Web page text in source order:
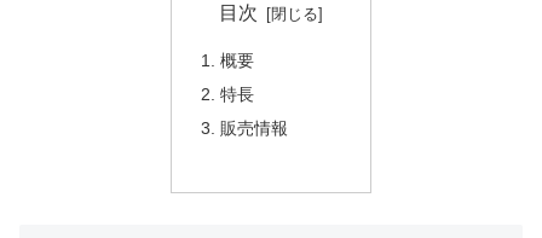
目次
概要
特長
販売情報